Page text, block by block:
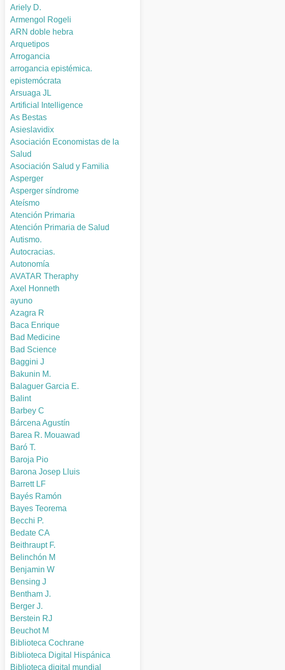
Ariely D.
Armengol Rogeli
ARN doble hebra
Arquetipos
Arrogancia
arrogancia epistémica.
epistemócrata
Arsuaga JL
Artificial Intelligence
As Bestas
Asieslavidix
Asociación Economistas de la
Salud
Asociación Salud y Familia
Asperger
Asperger síndrome
Ateísmo
Atención Primaria
Atención Primaria de Salud
Autismo.
Autocracias.
Autonomía
AVATAR Theraphy
Axel Honneth
ayuno
Azagra R
Baca Enrique
Bad Medicine
Bad Science
Baggini J
Bakunin M.
Balaguer Garcia E.
Balint
Barbey C
Bárcena Agustín
Barea R. Mouawad
Baró T.
Baroja Pio
Barona Josep Lluis
Barrett LF
Bayés Ramón
Bayes Teorema
Becchi P.
Bedate CA
Beithraupt F.
Belinchón M
Benjamin W
Bensing J
Bentham J.
Berger J.
Berstein RJ
Beuchot M
Biblioteca Cochrane
Biblioteca Digital Hispánica
Biblioteca digital mundial